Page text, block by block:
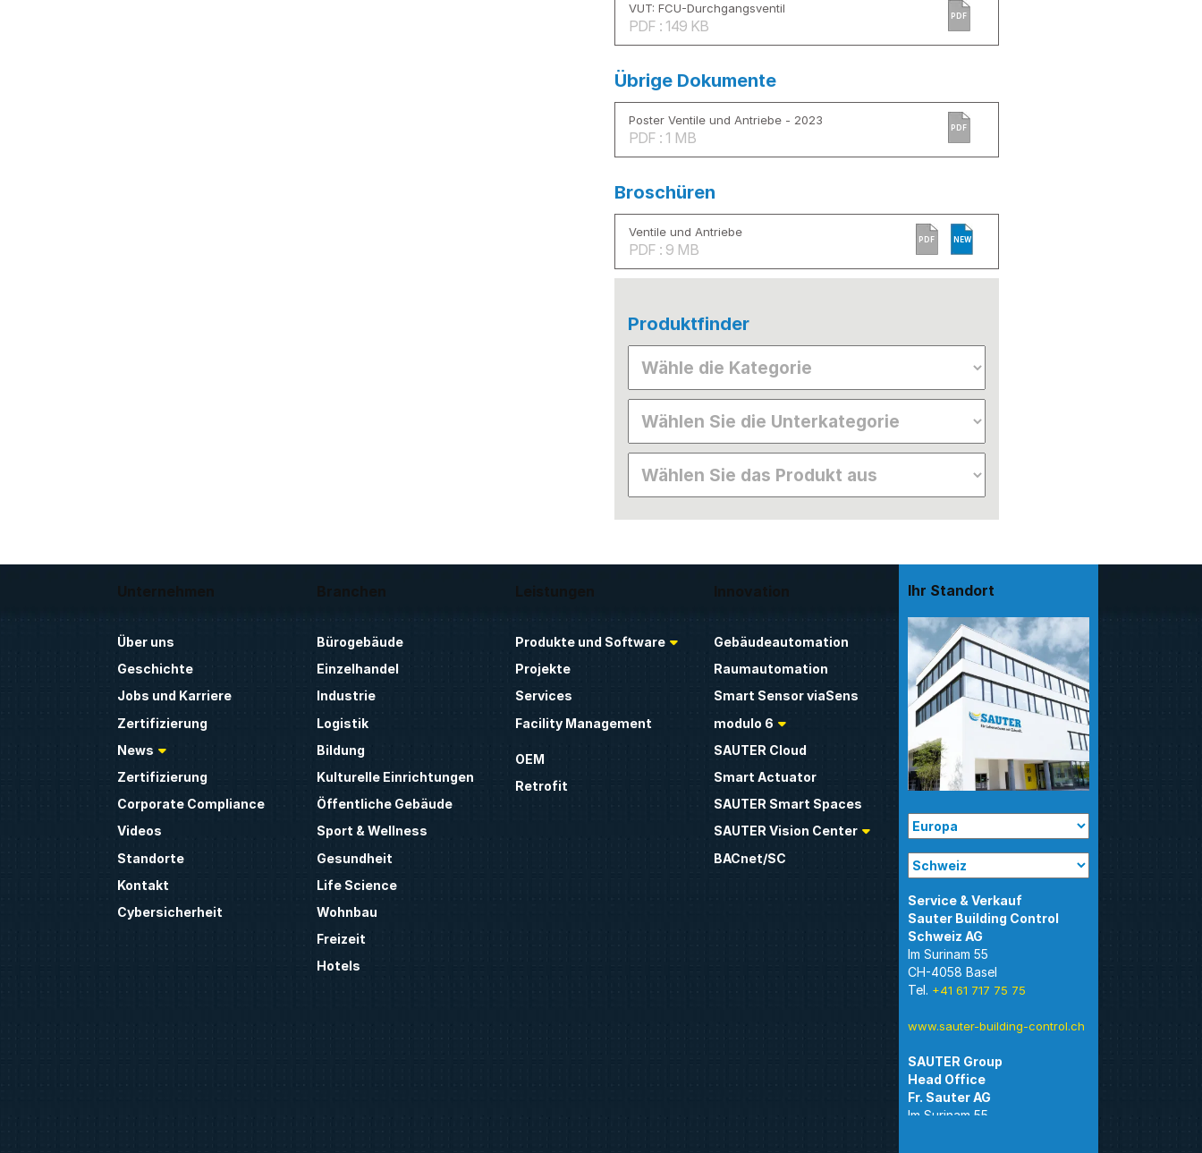
VUT: FCU-Durchgangsventil
PDF : 149 KB
PDF
Übrige Dokumente
Poster Ventile und Antriebe - 2023
PDF : 1 MB
PDF
Broschüren
Ventile und Antriebe
PDF : 9 MB
PDF NEW
Produktfinder
Unternehmen
Über uns
Geschichte
Jobs und Karriere
Zertifizierung
News
Zertifizierung
Corporate Compliance
Videos
Standorte
Kontakt
Cybersicherheit
Branchen
Bürogebäude
Einzelhandel
Industrie
Logistik
Bildung
Kulturelle Einrichtungen
Öffentliche Gebäude
Sport & Wellness
Gesundheit
Life Science
Wohnbau
Freizeit
Hotels
Leistungen
Produkte und Software
Projekte
Services
Facility Management
OEM
Retrofit
Innovation
Gebäudeautomation
Raumautomation
Smart Sensor viaSens
modulo 6
SAUTER Cloud
Smart Actuator
SAUTER Smart Spaces
SAUTER Vision Center
BACnet/SC
Ihr Standort
Sauter Building Control
Im Surinam 55
CH-4058 Basel
Tel. +41 61 717 75 75
www.sauter-building-control.ch
SAUTER Group
Im Surinam 55